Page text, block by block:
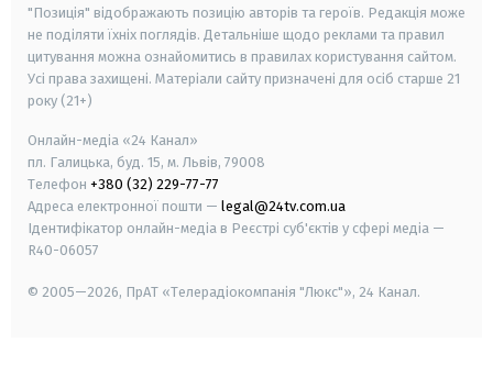
"Позиція" відображають позицію авторів та героїв. Редакція може
не поділяти їхніх поглядів. Детальніше щодо реклами та правил
цитування можна ознайомитись в правилах користування сайтом.
Усі права захищені. Матеріали сайту призначені для осіб старше 21
року (21+)
Онлайн-медіа «24 Канал»
пл. Галицька, буд. 15, м. Львів, 79008
Телефон +380 (32) 229-77-77
Адреса електронної пошти — legal@24tv.com.ua
Ідентифікатор онлайн-медіа в Реєстрі суб'єктів у сфері медіа —
R40-06057
© 2005—2026, ПрАТ «Телерадіокомпанія "Люкс"», 24 Канал.